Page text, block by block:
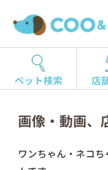
ペット検索 店
画像・動画、
ワンちゃん・ネコ